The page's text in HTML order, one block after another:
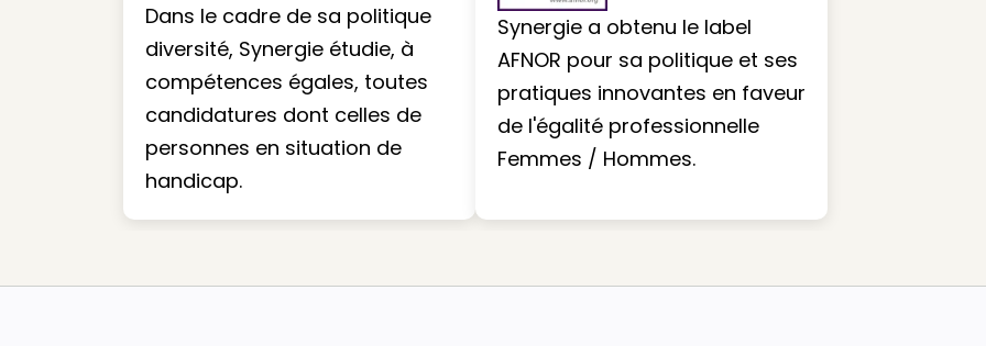
Dans le cadre de sa politique
diversité, Synergie étudie, à
compétences égales, toutes
candidatures dont celles de
personnes en situation de
handicap.
Synergie a obtenu le label
AFNOR pour sa politique et ses
pratiques innovantes en faveur
de l'égalité professionnelle
Femmes / Hommes.